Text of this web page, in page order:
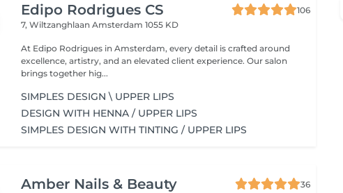
Edipo Rodrigues CS
106
7, WiltzanghlaanAmsterdam 1055 KD
At Edipo Rodrigues in Amsterdam, every detail is crafted around
excellence, artistry, and an elevated client experience. Our salon
brings together hig...
SIMPLES DESIGN \ UPPER LIPS
DESIGN WITH HENNA / UPPER LIPS
SIMPLES DESIGN WITH TINTING / UPPER LIPS
Amber Nails & Beauty
36